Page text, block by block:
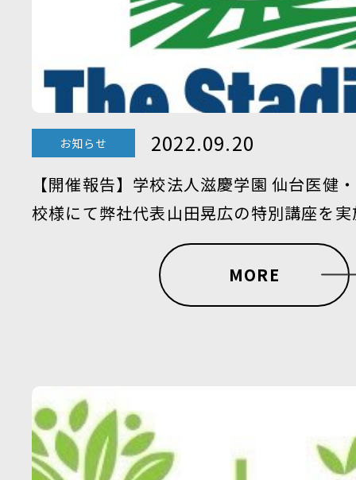
お知らせ 2022.09.20
【開催報告】学校法人滋慶学園 仙台医健
校様にて弊社代表山田晃広の特別講座を
MORE